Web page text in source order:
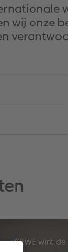
wij onze